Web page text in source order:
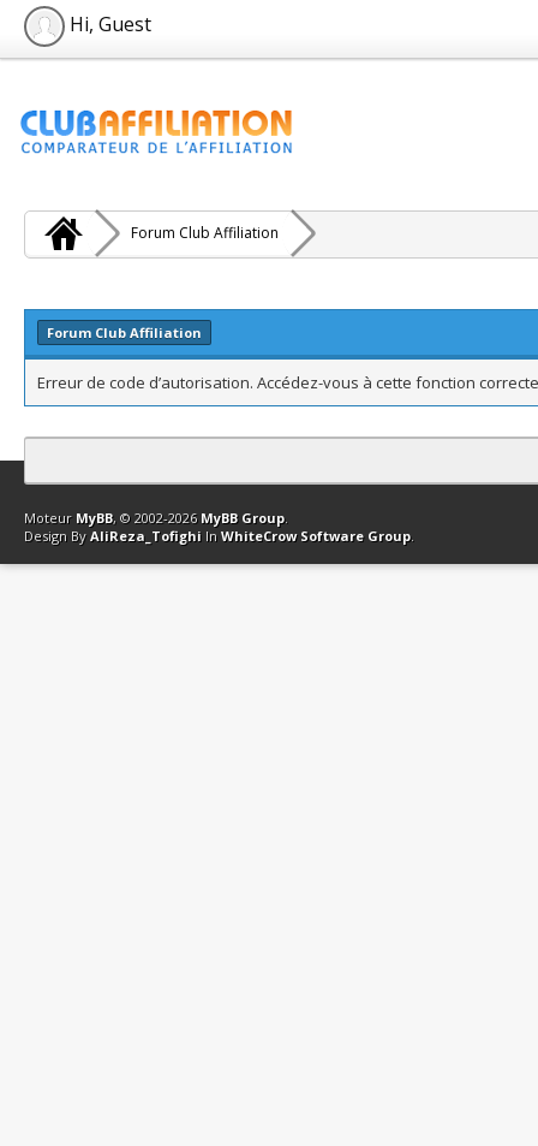
Hi, Guest
Forum Club Affiliation
Forum Club Affiliation
Erreur de code d’autorisation. Accédez-vous à cette fonction
Contact Club Affiliation Retourner en haut Version bas-débit
Moteur MyBB, © 2002-2026 MyBB Group.
Design By AliReza_Tofighi In WhiteCrow Software Group.